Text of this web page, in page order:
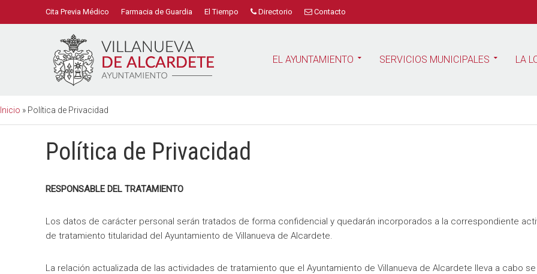
Cita Previa Médico Farmacia de Guardia El Tiempo Directorio Contacto
EL AYUNTAMIENTO SERVICIOS MUNICIPALES LA
Inicio » Política de Privacidad
Política de Privacidad
RESPONSABLE DEL TRATAMIENTO
Los datos de carácter personal serán tratados de forma confidencial y quedarán incorporados a la correspondiente
de tratamiento titularidad del Ayuntamiento de Villanueva de Alcardete.
La relación actualizada de las actividades de tratamiento que el Ayuntamiento de Villanueva de Alcardete lleva a cabo se